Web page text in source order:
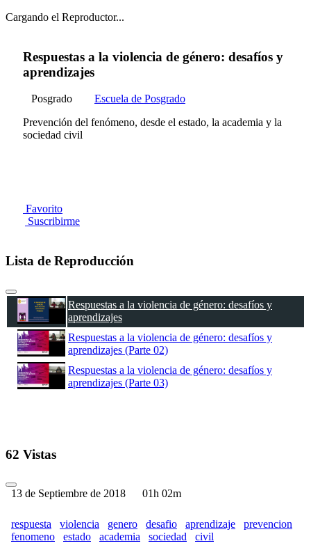
Cargando el Reproductor...
Respuestas a la violencia de género: desafíos y
aprendizajes
Posgrado
Escuela de Posgrado
Prevención del fenómeno, desde el estado, la academia y la
sociedad civil
Favorito
Suscribirme
Lista de Reproducción
Respuestas a la violencia de género: desafíos y
aprendizajes
Respuestas a la violencia de género: desafíos y
aprendizajes (Parte 02)
Respuestas a la violencia de género: desafíos y
aprendizajes (Parte 03)
62 Vistas
13 de Septiembre de 2018 01h 02m
respuesta violencia genero desafio aprendizaje
prevencion
fenomeno
estado academia sociedad civil